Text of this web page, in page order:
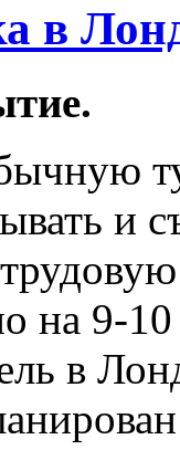
в
и
на 9-10
в